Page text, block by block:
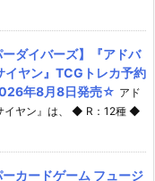
ーダイバーズ】『アドバ
イヤン』TCGトレカ予約
年8月8日発売☆ アド
イヤン』は、 ◆ R：12種 ◆
ーカードゲーム フュージ